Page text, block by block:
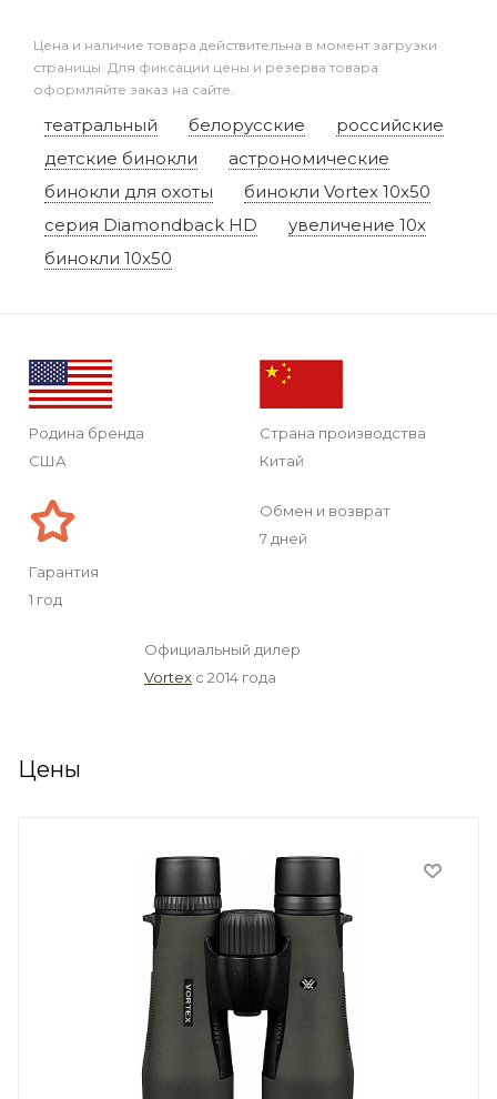
Цена и наличие товара действительна в момент загрузки
страницы. Для фиксации цены и резерва товара
оформляйте заказ на сайте.
театральный белорусские
российские
детские бинокли
астрономические
бинокли для охоты
бинокли Vortex 10x50
серия Diamondback HD
увеличение 10x
бинокли 10x50
Родина бренда
США
Страна производства
Китай
Гарантия
1 год
Обмен и возврат
7 дней
Официальный дилер
Vortex с 2014 года
Цены